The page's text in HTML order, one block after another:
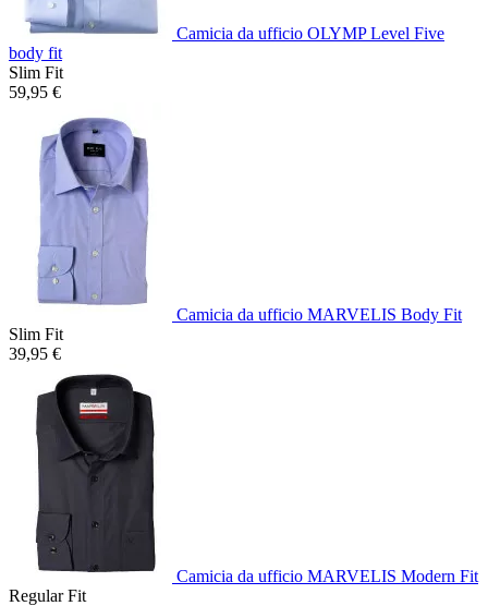
Camicia da ufficio OLYMP Level Five
body fit
Slim Fit
59,95 €
Camicia da ufficio MARVELIS Body Fit
Slim Fit
39,95 €
Camicia da ufficio MARVELIS Modern Fit
Regular Fit